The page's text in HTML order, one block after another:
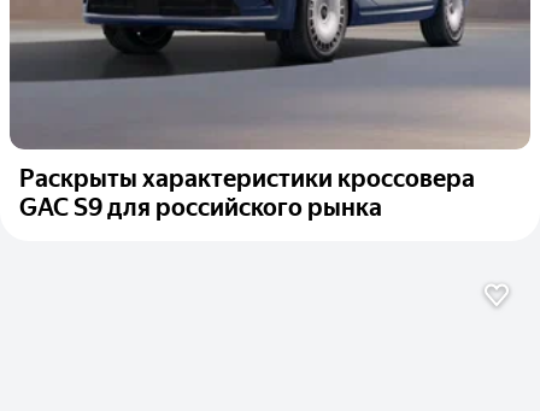
Раскрыты характеристики кроссовера
GAC S9 для российского рынка